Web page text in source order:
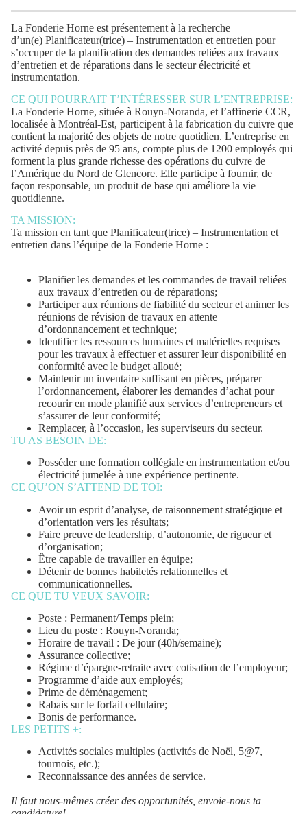
La Fonderie Horne est présentement à la recherche
d’un(e) Planificateur(trice) – Instrumentation et entretien pour
s’occuper de la planification des demandes reliées aux travaux
d’entretien et de réparations dans le secteur électricité et
instrumentation.
CE QUI POURRAIT T’INTÉRESSER SUR L’ENTREPRISE:
La Fonderie Horne, située à Rouyn-Noranda, et l’affinerie CCR,
localisée à Montréal-Est, participent à la fabrication du cuivre que
contient la majorité des objets de notre quotidien. L’entreprise en
activité depuis près de 95 ans, compte plus de 1200 employés qui
forment la plus grande richesse des opérations du cuivre de
l’Amérique du Nord de Glencore. Elle participe à fournir, de
façon responsable, un produit de base qui améliore la vie
quotidienne.
TA MISSION:
Ta mission en tant que Planificateur(trice) – Instrumentation et
entretien dans l’équipe de la Fonderie Horne :
Planifier les demandes et les commandes de travail reliées
aux travaux d’entretien ou de réparations;
Participer aux réunions de fiabilité du secteur et animer les
réunions de révision de travaux en attente
d’ordonnancement et technique;
Identifier les ressources humaines et matérielles requises
pour les travaux à effectuer et assurer leur disponibilité en
conformité avec le budget alloué;
Maintenir un inventaire suffisant en pièces, préparer
l’ordonnancement, élaborer les demandes d’achat pour
recourir en mode planifié aux services d’entrepreneurs et
s’assurer de leur conformité;
Remplacer, à l’occasion, les superviseurs du secteur.
TU AS BESOIN DE:
Posséder une formation collégiale en instrumentation et/ou
électricité jumelée à une expérience pertinente.
CE QU’ON S’ATTEND DE TOI:
Avoir un esprit d’analyse, de raisonnement stratégique et
d’orientation vers les résultats;
Faire preuve de leadership, d’autonomie, de rigueur et
d’organisation;
Être capable de travailler en équipe;
Détenir de bonnes habiletés relationnelles et
communicationnelles.
CE QUE TU VEUX SAVOIR:
Poste : Permanent/Temps plein;
Lieu du poste : Rouyn-Noranda;
Horaire de travail : De jour (40h/semaine);
Assurance collective;
Régime d’épargne-retraite avec cotisation de l’employeur;
Programme d’aide aux employés;
Prime de déménagement;
Rabais sur le forfait cellulaire;
Bonis de performance.
LES PETITS +:
Activités sociales multiples (activités de Noël, 5@7,
tournois, etc.);
Reconnaissance des années de service.
Il faut nous-mêmes créer des opportunités, envoie-nous ta